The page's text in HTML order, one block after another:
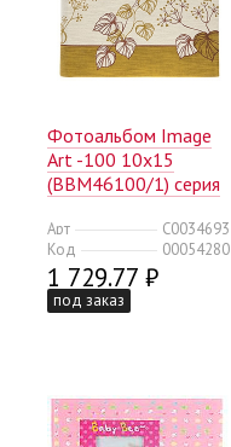
Фотоальбом Image
Art -100 10x15
(BBM46100/1) серия
Арт
C0034693
Код
00054280
1 729.77 ₽
под заказ